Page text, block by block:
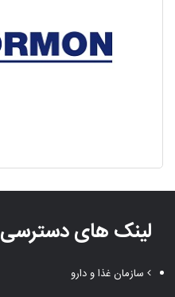
لینک های دسترسی
سازمان غذا و دارو